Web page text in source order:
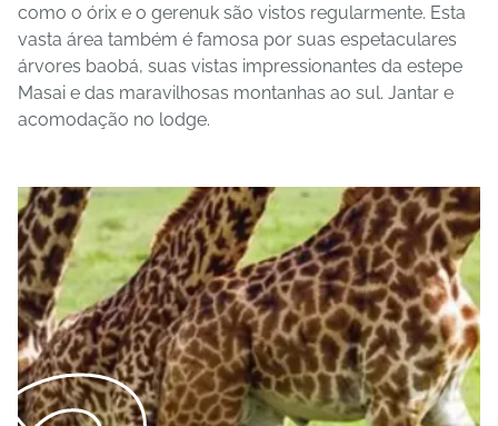
como o órix e o gerenuk são vistos regularmente. Esta
vasta área também é famosa por suas espetaculares
árvores baobá, suas vistas impressionantes da estepe
Masai e das maravilhosas montanhas ao sul. Jantar e
acomodação no lodge.